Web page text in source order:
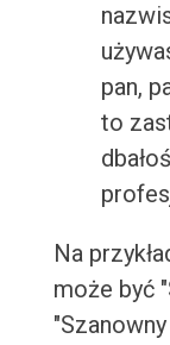
pan,
to
Na
może być